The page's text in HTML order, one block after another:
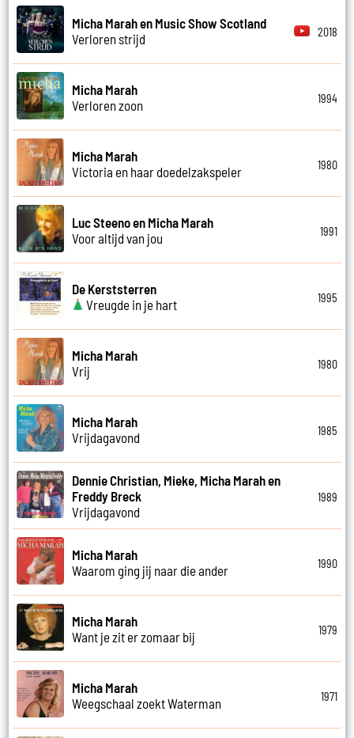
Micha Marah en Music Show Scotland
Verloren strijd
2018
Micha Marah
Verloren zoon
1994
Micha Marah
Victoria en haar doedelzakspeler
1980
Luc Steeno en Micha Marah
Voor altijd van jou
1991
De Kerststerren
Vreugde in je hart
1995
Micha Marah
Vrij
1980
Micha Marah
Vrijdagavond
1985
Dennie Christian, Mieke, Micha Marah en
Freddy Breck
Vrijdagavond
1989
Micha Marah
Waarom ging jij naar die ander
1990
Micha Marah
Want je zit er zomaar bij
1979
Micha Marah
Weegschaal zoekt Waterman
1971